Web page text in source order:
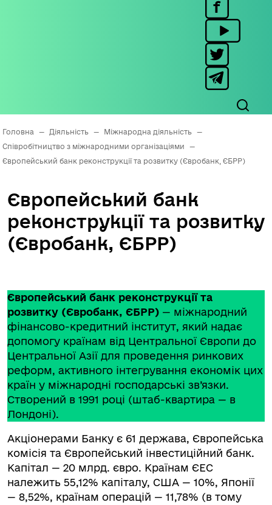
Головна — Діяльність — Міжнародна діяльність
—
Співробітництво з міжнародними організаціями
—
Європейський банк реконструкції та розвитку (Євробанк, ЄБРР)
Європейський банк
реконструкції та розвитку
(Євробанк, ЄБРР)
Європейський банк реконструкції та
розвитку (Євробанк, ЄБРР) — міжнародний
фінансово-кредитний інститут, який надає
допомогу країнам від Центральної Європи до
Центральної Азії для проведення ринкових
реформ, активного інтегрування економік цих
країн у міжнародні господарські зв’язки.
Створений в 1991 році (штаб-квартира — в
Лондоні).
Акціонерами Банку є 61 держава, Європейська
комісія та Європейський інвестиційний банк.
Капітал — 20 млрд. євро. Країнам ЄЕС
належить 55,12% капіталу, США — 10%, Японії
— 8,52%, країнам операцій — 11,78% (в тому